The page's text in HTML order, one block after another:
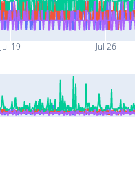
Jul 19 Jul 26